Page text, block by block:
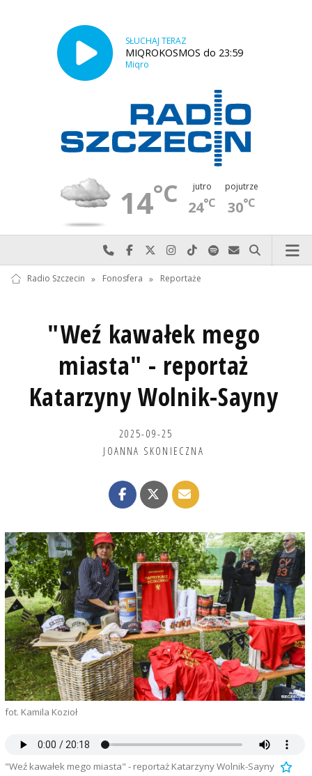
SŁUCHAJ TERAZ
MIQROKOSMOS do 23:59
Miqro
14°C jutro
24°C
pojutrze
30°C
Najlepiej po prostu do nas zadzwoń
Odwiedź nas na Facebook-u
Odwiedź nas na X
Odwiedź nas na Instagram-ie
Odwiedź nas na TikTok-u
Szukaj nas na Spotify
Wyślij do nas
Szukaj
Radio Szczecin » Fonosfera » Reportaże
"Weź kawałek mego
miasta" - reportaż
Katarzyny Wolnik-Sayny
2025-09-25
JOANNA SKONIECZNA
fot. Kamila Kozioł
"Weź kawałek mego miasta" - reportaż Katarzyny Wolnik-Sayny